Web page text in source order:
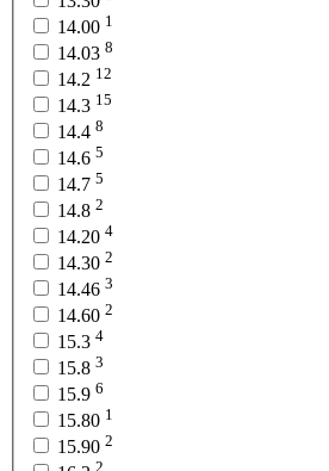
14.00 1
14.03 8
14.2 12
14.3 15
14.4 8
14.6 5
14.7 5
14.8 2
14.20 4
14.30 2
14.46 3
14.60 2
15.3 4
15.8 3
15.9 6
15.80 1
15.90 2
2